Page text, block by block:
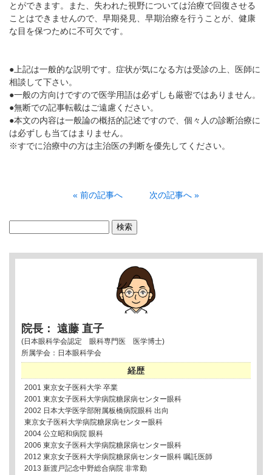
とができます。また、失われた視野については治療で回復させる
ことはできませんので、早期発見、早期治療を行うことが、健康
な目を保つために不可欠です。
●上記は一般的な説明です。症状が気になる方は受診の上、医師に
相談して下さい。
●一般の方向けですので医学用語は必ずしも厳密ではありません。
●無断での記事転載はご遠慮ください。
●本文の内容は一般論の概括的記述ですので、個々人の診断治療に
は必ずしも当てはまりません。
※すでに治療中の方は主治医の判断を優先してください。
« 前の記事へ 次の記事へ »
院長： 遠藤 直子
(日本眼科学会認定 眼科専門医 医学博士)
所属学会：日本眼科学会
経歴
2001 東京女子医科大学 卒業
2001 東京女子医科大学病院糖尿病センター眼科
2002 日本大学医学部附属板橋病院眼科 出向
東京女子医科大学病院糖尿病センター眼科
2004 公立昭和病院 眼科
2006 東京女子医科大学病院糖尿病センター眼科
2012 東京女子医科大学病院糖尿病センター眼科 嘱託医師
2013 新渡戸記念中野総合病院 非常勤